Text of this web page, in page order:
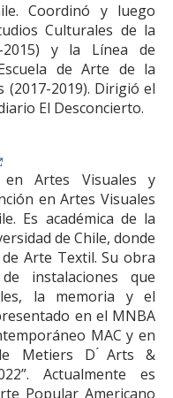
Coordinó y luego
Culturales de la
2015) y la Línea de
de Arte de la
(2017-2019). Dirigió el
El Desconcierto.
en Artes Visuales y
en Artes Visuales
Es académica de la
de Chile, donde
Arte Textil. Su obra
instalaciones que
la memoria y el
en el MNBA
MAC y en
Metiers D ́Arts &
Actualmente es
Popular Americano